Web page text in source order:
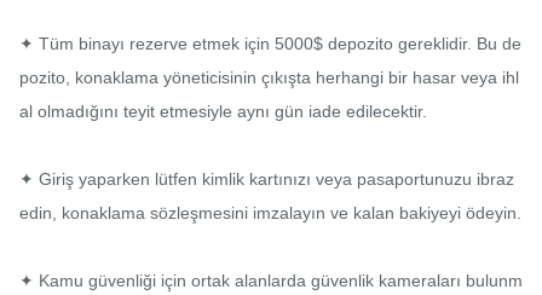
✦ Tüm binayı rezerve etmek için 5000$ depozito gereklidir. Bu de
pozito, konaklama yöneticisinin çıkışta herhangi bir hasar veya ihl
al olmadığını teyit etmesiyle aynı gün iade edilecektir.
✦ Giriş yaparken lütfen kimlik kartınızı veya pasaportunuzu ibraz
edin, konaklama sözleşmesini imzalayın ve kalan bakiyeyi ödeyin.
✦ Kamu güvenliği için ortak alanlarda güvenlik kameraları bulunm